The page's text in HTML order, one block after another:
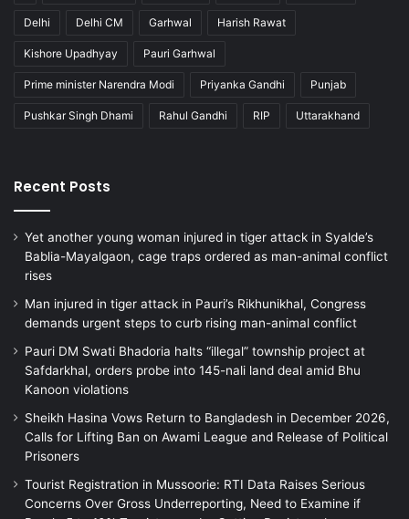
Delhi Delhi CM Garhwal Harish Rawat
Kishore Upadhyay Pauri Garhwal
Prime minister Narendra Modi Priyanka Gandhi Punjab
Pushkar Singh Dhami Rahul Gandhi RIP Uttarakhand
Recent Posts
Yet another young woman injured in tiger attack in Syalde’s
Bablia-Mayalgaon, cage traps ordered as man-animal conflict
rises
Man injured in tiger attack in Pauri’s Rikhunikhal, Congress
demands urgent steps to curb rising man-animal conflict
Pauri DM Swati Bhadoria halts “illegal” township project at
Safdarkhal, orders probe into 145-nali land deal amid Bhu
Kanoon violations
Sheikh Hasina Vows Return to Bangladesh in December 2026,
Calls for Lifting Ban on Awami League and Release of Political
Prisoners
Tourist Registration in Mussoorie: RTI Data Raises Serious
Concerns Over Gross Underreporting, Need to Examine if